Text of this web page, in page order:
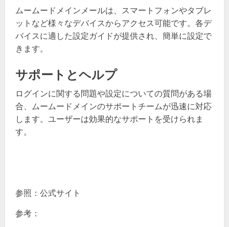
ムームードメインメールは、スマートフォンやタブレ
ットなど様々なデバイスからアクセス可能です。各デ
バイスに適した設定ガイドが提供され、簡単に設定で
きます。
サポートとヘルプ
ログインに関する問題や設定についての質問がある場
合、ムームードメインのサポートチームが迅速に対応
します。ユーザーは効果的なサポートを受けられま
す。
参照：公式サイト
参考：